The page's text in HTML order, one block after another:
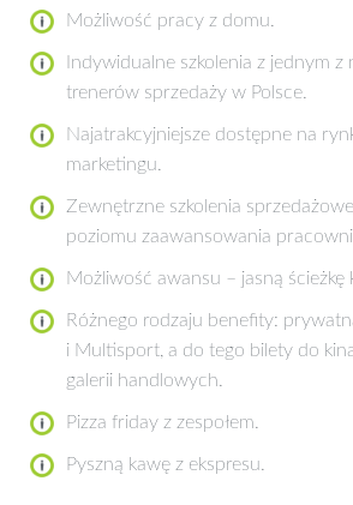
Możliwość pracy z domu.
Indywidualne szkolenia z jednym z
trenerów sprzedaży w Polsce.
Najatrakcyjniejsze dostępne na
marketingu.
Zewnętrzne szkolenia
poziomu zaawansowania
Możliwość awansu – jasną ścieżkę
Różnego rodzaju benefity:
i Multisport, a do tego bilety do
galerii handlowych.
Pizza friday z zespołem.
Pyszną kawę z ekspresu.